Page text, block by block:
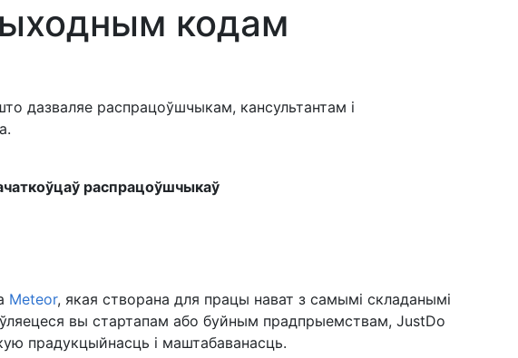
кодам
дазваляе распрацоўшчыкам, кансультантам і
распрацоўшчыкаў
Meteor, якая створана для працы нават з самымі складанымі
вы стартапам або буйным прадпрыемствам, JustDo
прадукцыйнасць і маштабаванасць.